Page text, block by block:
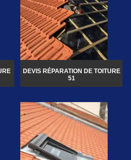
DEVIS RÉPARATION DE TOITURE
51